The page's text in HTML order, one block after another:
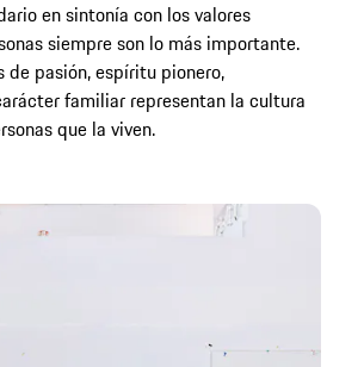
en sintonía con los valores
siempre son lo más importante.
de pasión, espíritu pionero,
familiar representan la cultura
que la viven.